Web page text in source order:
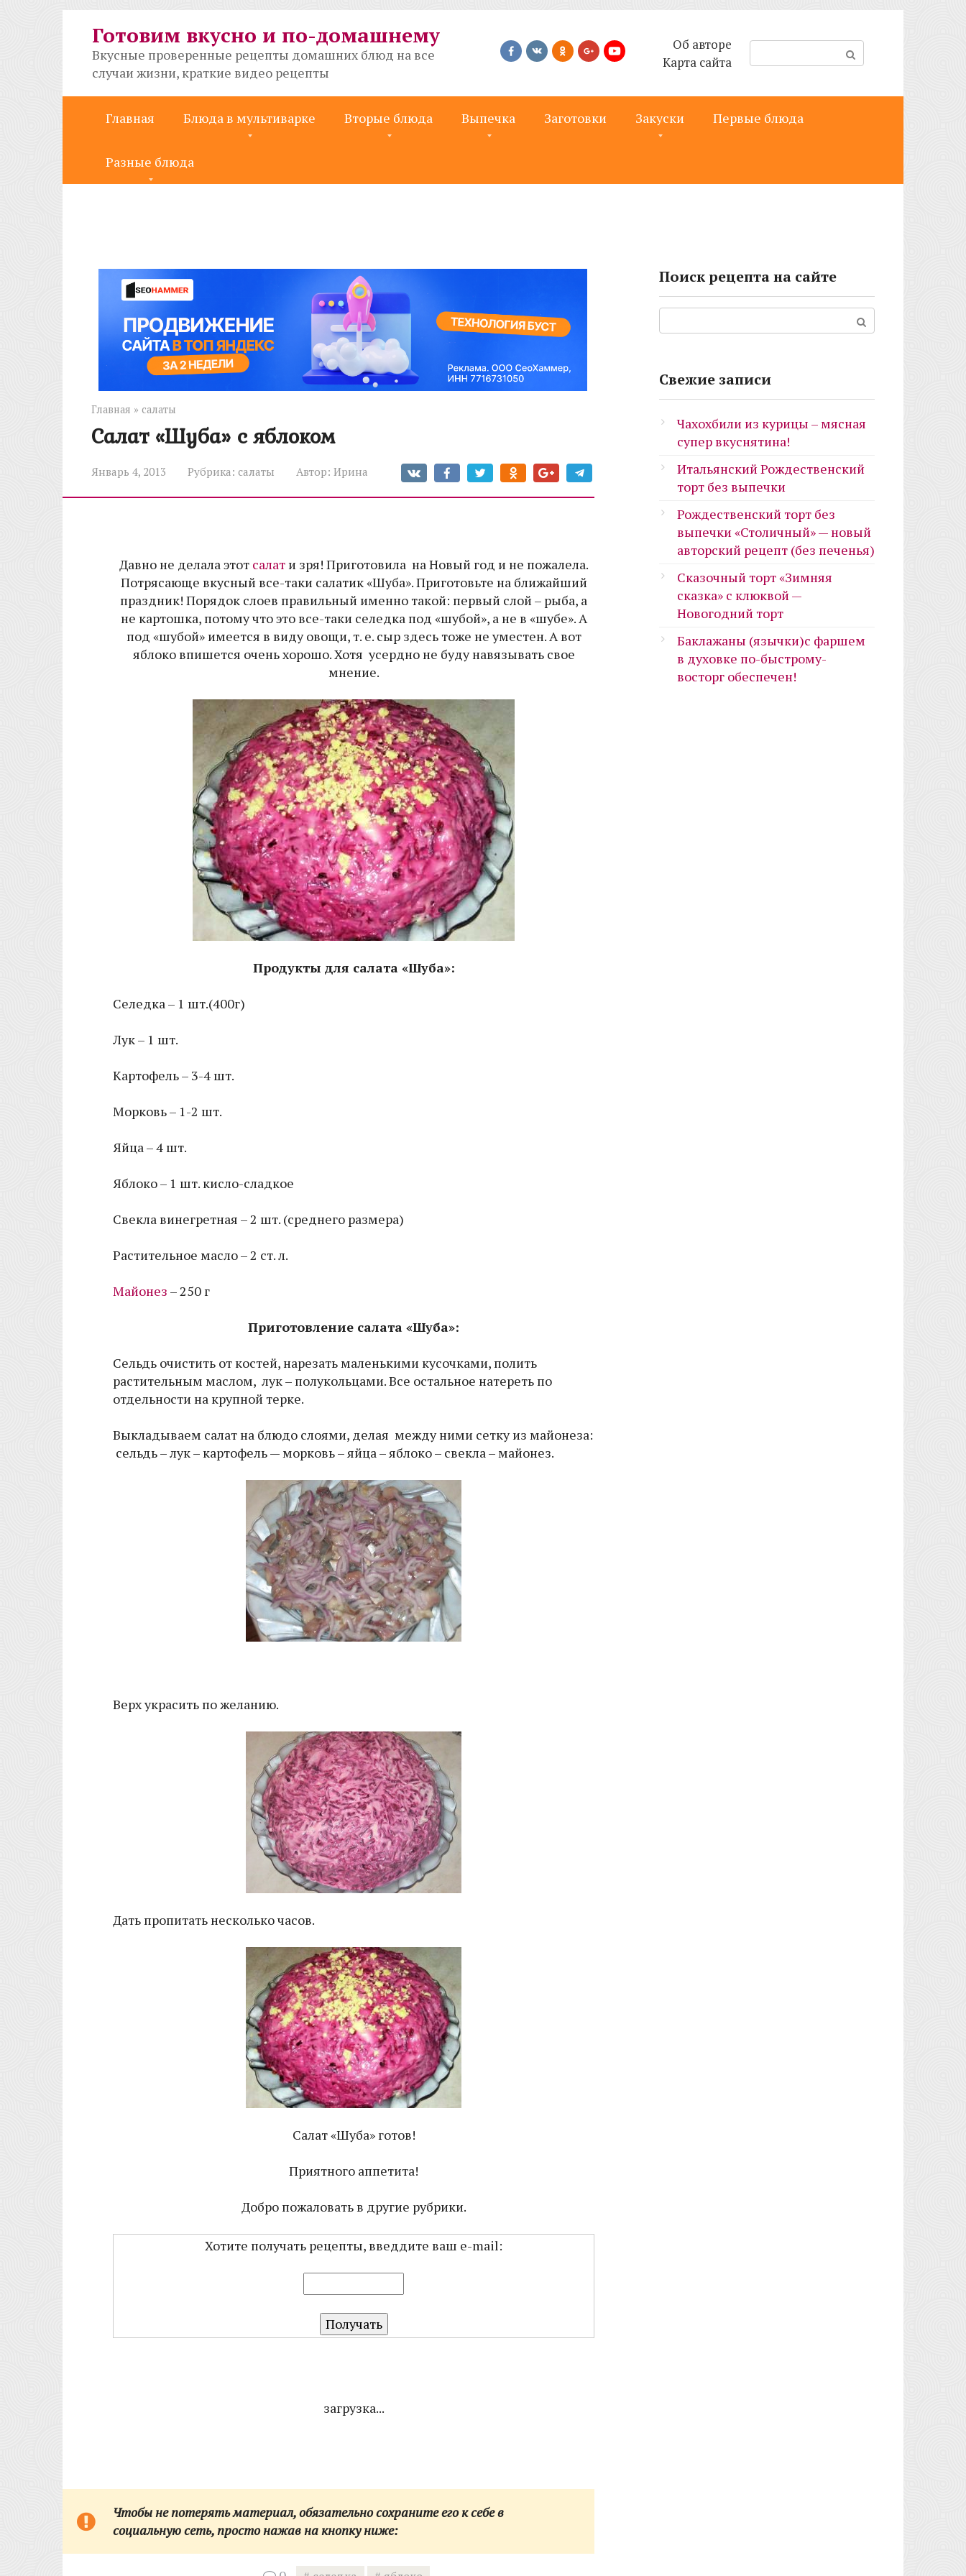
Готовим вкусно и по-домашнему
Вкусные проверенные рецепты домашних блюд на все
случаи жизни, краткие видео рецепты
Об авторе
Карта сайта
о
к
Главная Блюда в мультиварке Вторые блюда Выпечка Заготовки Закуски Первые блюда
Разные блюда
Главная » салаты
Салат «Шуба» с яблоком
Январь 4, 2013 Рубрика: салаты Автор: Ирина
Давно не делала этотсалати зря! Приготовила на Новый год и не пожалела.
Потрясающе вкусный все-таки салатик «Шуба». Приготовьте на ближайший
праздник! Порядок слоев правильный именно такой: первый слой – рыба, а
не картошка, потому что это все-таки селедка под «шубой», а не в «шубе». А
под «шубой» имеется в виду овощи, т. е. сыр здесь тоже не уместен. А вот
яблоко впишется очень хорошо. Хотя усердно не буду навязывать свое
мнение.
Продукты для салата «Шуба»:
Селедка – 1 шт.(400г)
Лук – 1 шт.
Картофель – 3-4 шт.
Морковь – 1-2 шт.
Яйца – 4 шт.
Яблоко – 1 шт. кисло-сладкое
Свекла винегретная – 2 шт. (среднего размера)
Растительное масло – 2 ст. л.
Майонез – 250 г
Приготовление салата «Шуба»:
Сельдь очистить от костей, нарезать маленькими кусочками, полить
растительным маслом, лук – полукольцами. Все остальное натереть по
отдельности на крупной терке.
Выкладываем салат на блюдо слоями, делая между ними сетку из майонеза:
сельдь – лук – картофель — морковь – яйца – яблоко – свекла – майонез.
Верх украсить по желанию.
Дать пропитать несколько часов.
Салат «Шуба» готов!
Приятного аппетита!
Добро пожаловать в другие рубрики.
Хотите получать рецепты, введдите ваш e-mail:
загрузка...
Чтобы не потерять материал, обязательно сохраните его к себе в
социальную сеть,просто нажав на кнопку ниже:
Поиск рецепта на сайте
Свежие записи
Чахохбили из курицы – мясная
супер вкуснятина!
Итальянский Рождественский
торт без выпечки
Рождественский торт без
выпечки «Столичный» — новый
авторский рецепт (без печенья)
Сказочный торт «Зимняя
сказка» с клюквой —
Новогодний торт
Баклажаны (язычки)с фаршем
в духовке по-быстрому-
восторг обеспечен!